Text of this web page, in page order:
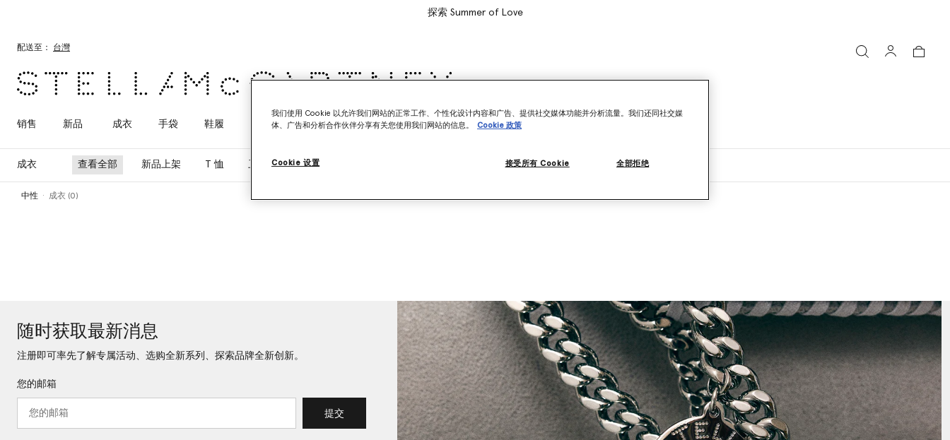
探索 Summer of Love
配送至： 台灣
销售 新品 成衣 手袋 鞋履 Adidas 儿童 Stella's World
成衣 查看全部 新品上架 T 恤 卫衣 长裤 & 短裤 大衣 & 夹克
中性 成衣 (0)
随时获取最新消息
注册即可率先了解专属活动、选购全新系列、探索品牌全新创新。
您的邮箱
提交
我们使用 Cookie 以允许我们网站的正常工作、个性化设计内容和广告、提供社交媒体功能并分析流量。我们还同社交媒
体、广告和分析合作伙伴分享有关您使用我们网站的信息。
Cookie 政策
Cookie 设置 全部拒绝
接受所有 Cookie